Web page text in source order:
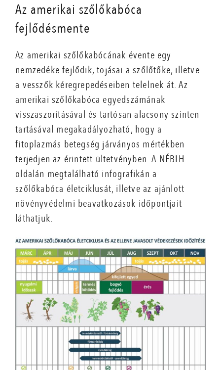
Az amerikai szőlőkabóca
fejlődésmente
Az amerikai szőlőkabócának évente egy
nemzedéke fejlődik, tojásai a szőlőtőke, illetve
a vesszők kéregrepedéseiben telelnek át. Az
amerikai szőlőkabóca egyedszámának
visszaszorításával és tartósan alacsony szinten
tartásával megakadályozható, hogy a
fitoplazmás betegség járványos mértékben
terjedjen az érintett ültetvényben. A NÉBIH
oldalán megtalálható infografikán a
szőlőkabóca életciklusát, illetve az ajánlott
növényvédelmi beavatkozások időpontjait
láthatjuk.